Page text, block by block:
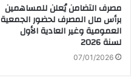
مصرف التضامن يُعلن للمساهمين
برأس مال المصرف لحضور الجمعية
العمومية وغير العادية الأول
لسنة 2026
07/01/2026